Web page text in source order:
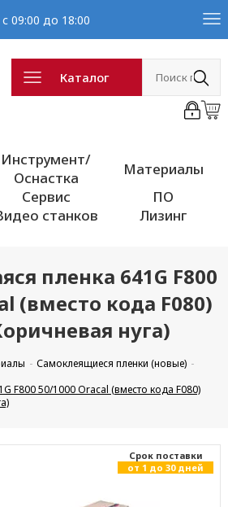
09:00 до 18:00
Каталог
Инструмент/
Оснастка
Материалы
Сервис
ПО
станков Лизинг
пленка 641G F800
(вместо кода F080)
нуга)
Самоклеящиеся пленки (новые)
F800 50/1000 Oracal (вместо кода F080)
Cрок поставки
от 1 до 30 дней